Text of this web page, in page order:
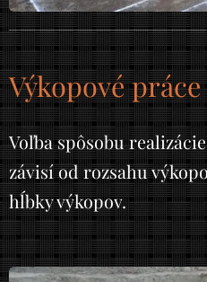
Výkopové práce
Voľba spôsobu
závisí od rozsahu
hĺbky výkopov.